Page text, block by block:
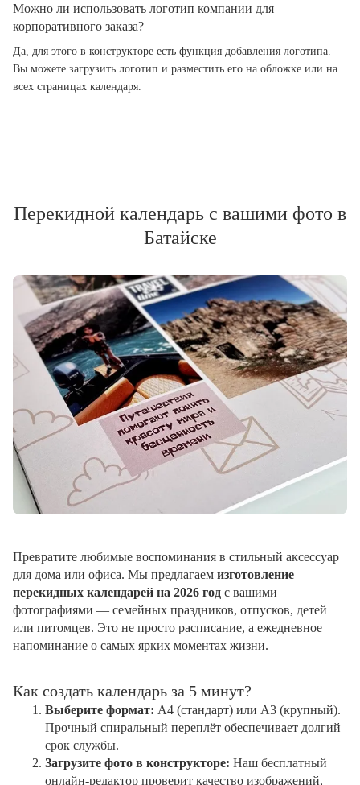
Можно ли использовать логотип компании для
корпоративного заказа?
Да, для этого в конструкторе есть функция добавления логотипа.
Вы можете загрузить логотип и разместить его на обложке или на
всех страницах календаря.
Перекидной календарь с вашими фото в
Батайске
Превратите любимые воспоминания в стильный аксессуар
для дома или офиса. Мы предлагаем изготовление
перекидных календарей на 2026 год с вашими
фотографиями — семейных праздников, отпусков, детей
или питомцев. Это не просто расписание, а ежедневное
напоминание о самых ярких моментах жизни.
Как создать календарь за 5 минут?
Выберите формат: А4 (стандарт) или А3 (крупный).
Прочный спиральный переплёт обеспечивает долгий
срок службы.
Загрузите фото в конструкторе: Наш бесплатный
онлайн-редактор проверит качество изображений,